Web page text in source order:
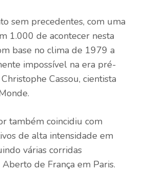
sem precedentes, com uma
1.000 de acontecer nesta
base no clima de 1979 a
impossível na era pré-
Cassou, cientista
também coincidiu com
de alta intensidade em
várias corridas
de França em Paris.